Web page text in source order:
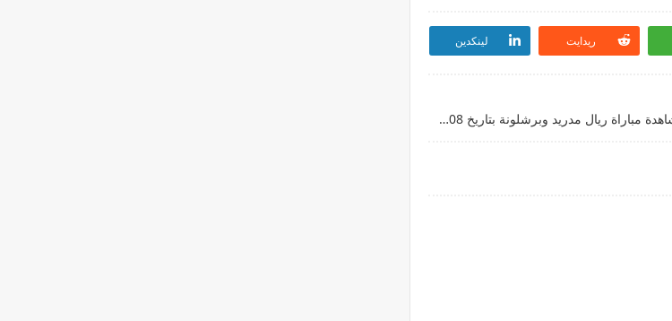
ريدايت لينكدين
بث مباشر مشاهدة مباراة ريال مدريد وبرشلونة بتاريخ 08-02-2023 كأس ملك إسبانيا